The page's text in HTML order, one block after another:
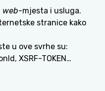
web-mjesta i usluga.
stranice kako
u ove svrhe su:
XSRF-TOKEN…